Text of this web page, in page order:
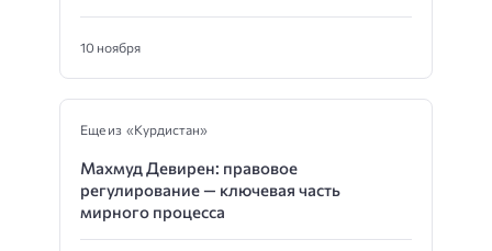
10 ноября
Еще из «Курдистан»
Махмуд Девирен: правовое
регулирование — ключевая часть
мирного процесса